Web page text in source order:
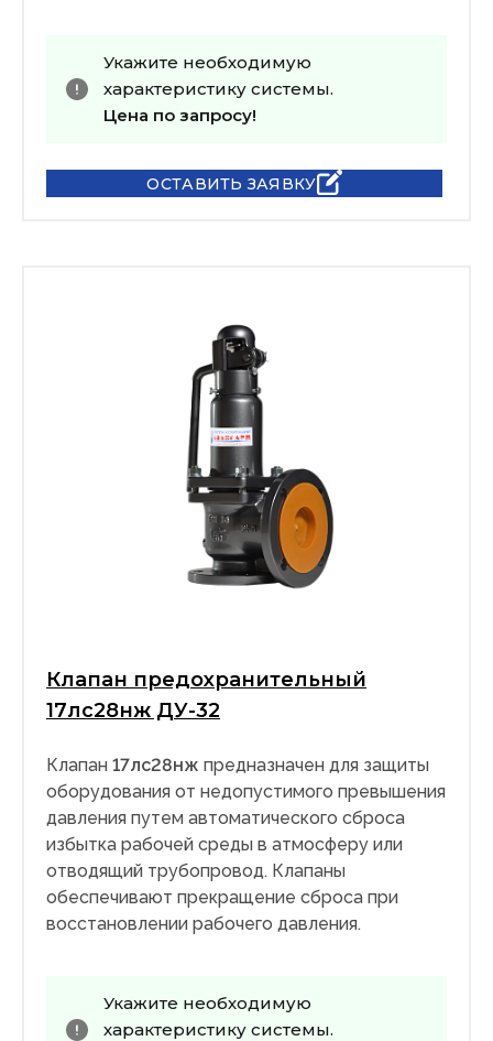
Укажите необходимую
характеристику системы.
Цена по запросу!
ОСТАВИТЬ ЗАЯВКУ
Клапан предохранительный
17лс28нж ДУ-32
Клапан 17лс28нж предназначен для защиты
оборудования от недопустимого превышения
давления путем автоматического сброса
избытка рабочей среды в атмосферу или
отводящий трубопровод. Клапаны
обеспечивают прекращение сброса при
восстановлении рабочего давления.
Укажите необходимую
характеристику системы.